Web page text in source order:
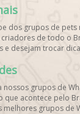
dos grupos de pets
de todo o
e desejam trocar
nossos grupos de
que acontece pelo
melhores grupos de